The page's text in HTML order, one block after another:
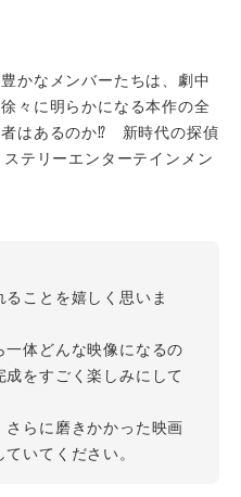
かなメンバーたちは、劇中
々に明らかになる本作の全
はあるのか⁉ 新時代の探偵
テリーエンターテインメン
ことを嬉しく思いま
体どんな映像になるの
をすごく楽しみにして
さらに磨きかかった映画
いてください。